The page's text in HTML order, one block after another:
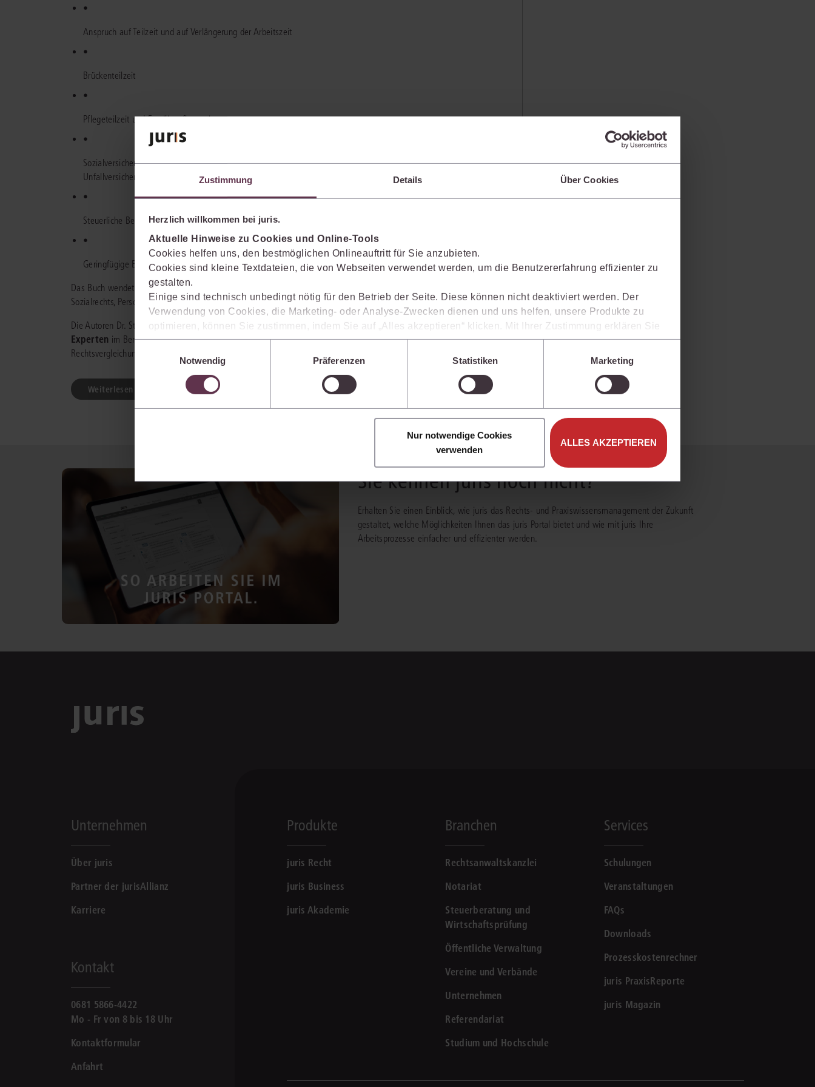
Zustimmung Details Über Cookies
Herzlich willkommen bei juris.
Aktuelle Hinweise zu Cookies und Online-Tools
Cookies helfen uns, den bestmöglichen Onlineauftritt für Sie anzubieten.
Cookies sind kleine Textdateien, die von Webseiten verwendet werden, um die Benutzererfahrung effizienter zu
gestalten.
Einige sind technisch unbedingt nötig für den Betrieb der Seite. Diese können nicht deaktiviert werden. Der
Verwendung von Cookies, die Marketing- oder Analyse-Zwecken dienen und uns helfen, unsere Produkte zu
optimieren, können Sie zustimmen, indem Sie auf „Alles akzeptieren“ klicken. Mit Ihrer Zustimmung erklären Sie
sich auch damit einverstanden, dass die mittels der Cookies erhobenen Daten möglicherweise in Drittländer (z.B.
die USA) übermittelt werden, die ein niedrigeres Datenschutzniveau als die EU aufweisen.
im Cookiebanner sowie in unseren
Hinweisen zum Datenschutz
Notwendig
Präferenzen Statistiken Marketing
Nur notwendige Cookies
verwenden
ALLES AKZEPTIEREN
•
Anspruch auf Teilzeit und auf Verlängerung der Arbeitszeit
•
Brückenteilzeit
•
Pflegeteilzeit und Familienpflegezeit
•
Sozialversicherungsrecht: Krankenversicherung, Pflegeversicherung, Rentenversicherung, Arbeitslosenversicherung,
Unfallversicherung
•
Steuerliche Behandlung der Teilzeitarbeit
•
Geringfügige Beschäftigung: in und außerhalb privater Haushalte
Das Buch wendet sich sowohl an beratende als auch vertretende Rechtsanwälte, Fachanwälte des Arbeits- und
Sozialrechts, Personalvertretungen sowie Unternehmensjuristen.
Die Autoren Dr. Stephan Pauly, Dr. Stephan Osnabrügge und Michael Huth sind ausgewiesene anwaltliche
Experten im Bereich Arbeitsrecht. Michael Pauly ist seit 2021 am Lehrstuhl für Bürgerliches Recht, Arbeitsrecht und
Rechtsvergleichung der Fernuniversität Hagen tätig.
Weiterlesen
Sie kennen juris noch nicht?
Erhalten Sie einen Einblick, wie juris das Rechts- und Praxiswissensmanagement der Zukunft
gestaltet, welche Möglichkeiten Ihnen das juris Portal bietet und wie mit juris Ihre
Arbeitsprozesse einfacher und effizienter werden.
Unternehmen
Über juris
Partner der jurisAllianz
Karriere
Kontakt
0681 5866-4422
Mo - Fr von 8 bis 18 Uhr
Kontaktformular
Anfahrt
Produkte
juris Recht
juris Business
juris Akademie
Branchen
Rechtsanwaltskanzlei
Notariat
Steuerberatung und
Wirtschaftsprüfung
Öffentliche Verwaltung
Vereine und Verbände
Unternehmen
Referendariat
Studium und Hochschule
Services
Schulungen
Veranstaltungen
FAQs
Downloads
Prozesskostenrechner
juris PraxisReporte
juris Magazin